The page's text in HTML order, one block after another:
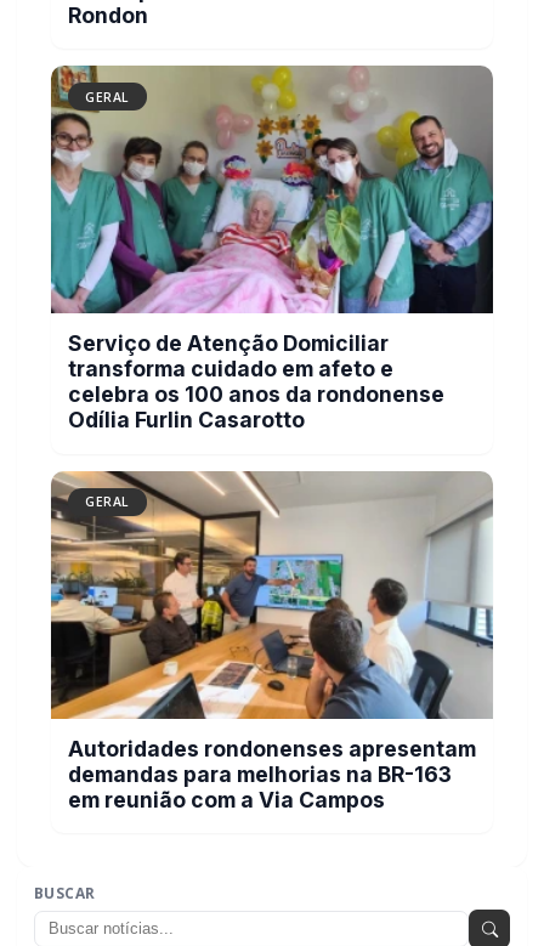
Serviço de Atenção Domiciliar
transforma cuidado em afeto e
celebra os 100 anos da rondonense
Odília Furlin Casarotto
GERAL
Autoridades rondonenses apresentam
demandas para melhorias na BR-163
em reunião com a Via Campos
BUSCAR
MAIS RECENTES
Tornado é registrado no interior de Pedro Osório; veja vídeo